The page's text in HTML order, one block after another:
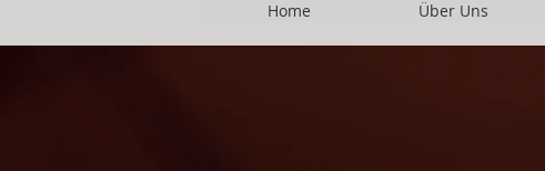
Home Über Uns